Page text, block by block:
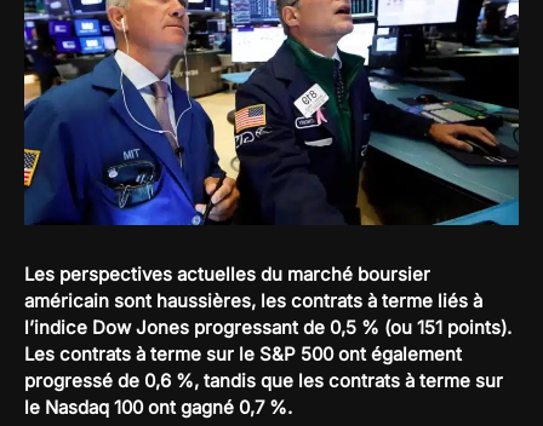
Les perspectives actuelles du marché boursier
américain sont haussières, les contrats à terme liés à
l’indice Dow Jones progressant de 0,5 % (ou 151 points).
Les contrats à terme sur le S&P 500 ont également
progressé de 0,6 %, tandis que les contrats à terme sur
le Nasdaq 100 ont gagné 0,7 %.